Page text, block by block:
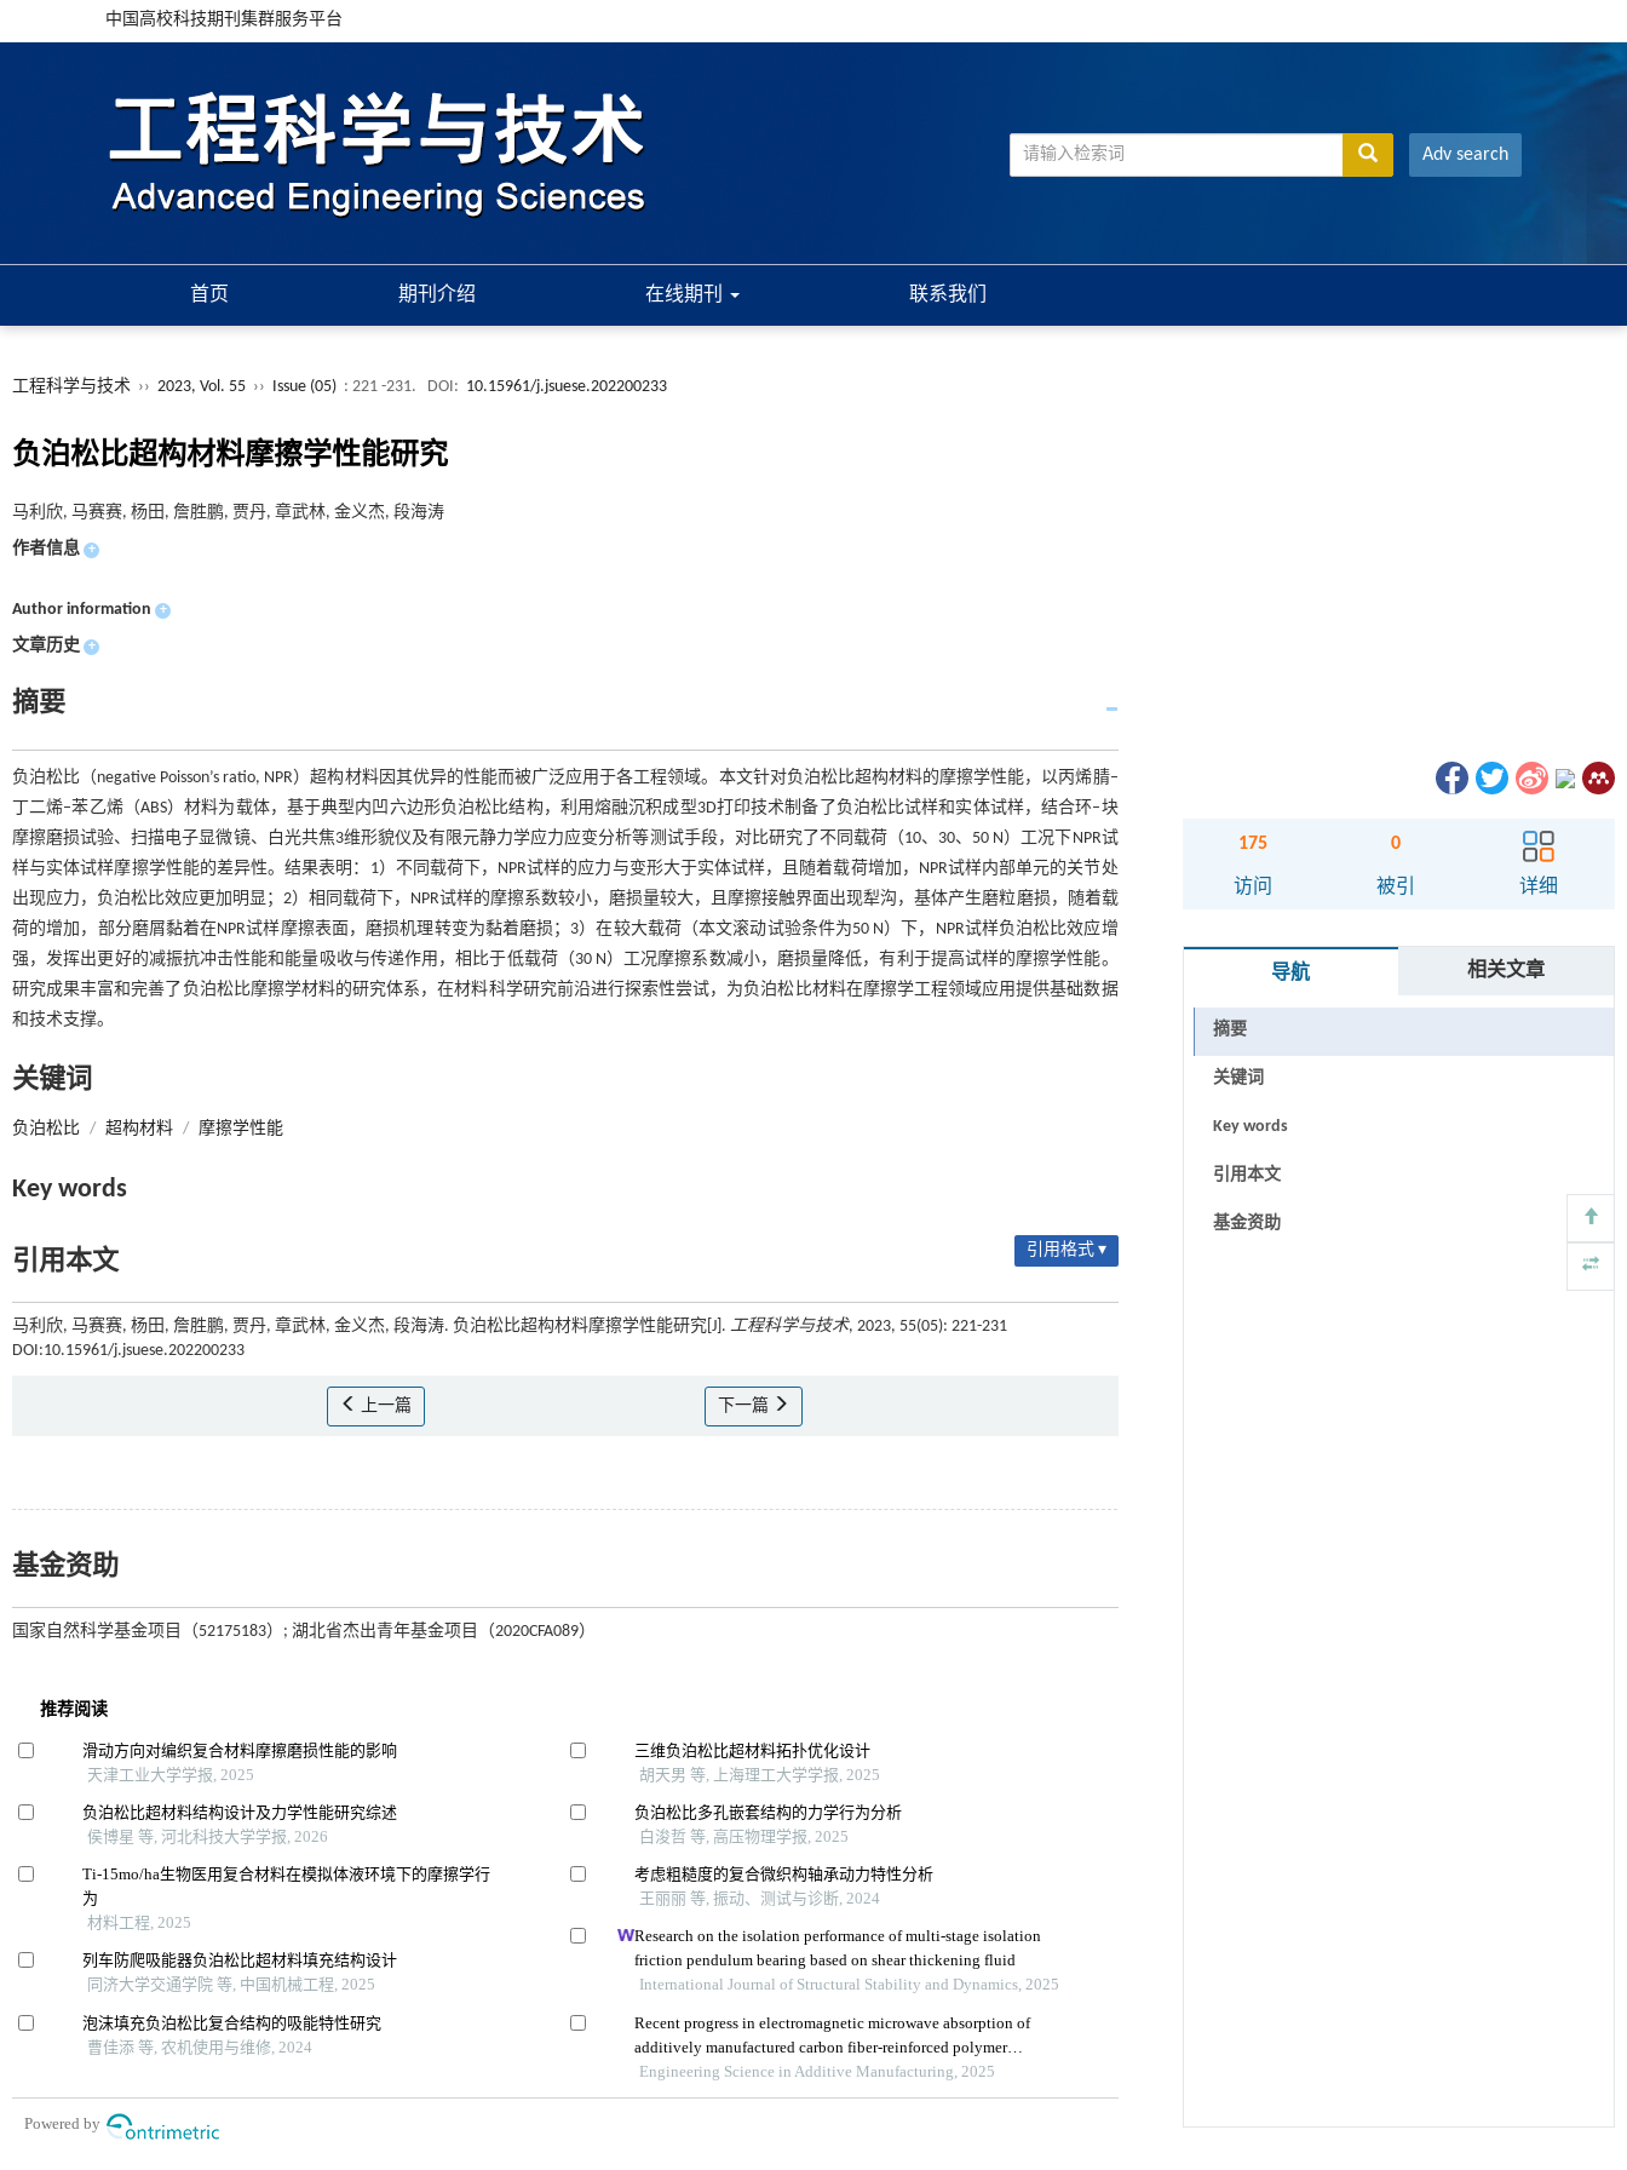
中国高校科技期刊集群服务平台
Adv search
首页 期刊介绍 在线期刊 联系我们
工程科学与技术 ›› 2023, Vol. 55 ›› Issue (05) : 221 -231. DOI: 10.15961/j.jsuese.202200233
负泊松比超构材料摩擦学性能研究
马利欣, 马赛赛, 杨田, 詹胜鹏, 贾丹, 章武林, 金义杰, 段海涛
作者信息 +
Author information +
文章历史 +
摘要
负泊松比（negative Poisson’s ratio, NPR）超构材料因其优异的性能而被广泛应用于各工程领域。本文针对负泊松比超构材料的摩擦学性能，以丙烯腈–
丁二烯–苯乙烯（ABS）材料为载体，基于典型内凹六边形负泊松比结构，利用熔融沉积成型3D打印技术制备了负泊松比试样和实体试样，结合环–块
摩擦磨损试验、扫描电子显微镜、白光共焦3维形貌仪及有限元静力学应力应变分析等测试手段，对比研究了不同载荷（10、30、50 N）工况下NPR试
样与实体试样摩擦学性能的差异性。结果表明：1）不同载荷下，NPR试样的应力与变形大于实体试样，且随着载荷增加，NPR试样内部单元的关节处
出现应力，负泊松比效应更加明显；2）相同载荷下，NPR试样的摩擦系数较小，磨损量较大，且摩擦接触界面出现犁沟，基体产生磨粒磨损，随着载
荷的增加，部分磨屑黏着在NPR试样摩擦表面，磨损机理转变为黏着磨损；3）在较大载荷（本文滚动试验条件为50 N）下，NPR试样负泊松比效应增
强，发挥出更好的减振抗冲击性能和能量吸收与传递作用，相比于低载荷（30 N）工况摩擦系数减小，磨损量降低，有利于提高试样的摩擦学性能。
研究成果丰富和完善了负泊松比摩擦学材料的研究体系，在材料科学研究前沿进行探索性尝试，为负泊松比材料在摩擦学工程领域应用提供基础数据
和技术支撑。
关键词
负泊松比 / 超构材料 / 摩擦学性能
Key words
引用本文 引用格式 ▾
马利欣, 马赛赛, 杨田, 詹胜鹏, 贾丹, 章武林, 金义杰, 段海涛. 负泊松比超构材料摩擦学性能研究[J]. 工程科学与技术, 2023, 55(05): 221-231
DOI:10.15961/j.jsuese.202200233
上一篇 下一篇
基金资助
国家自然科学基金项目（52175183）; 湖北省杰出青年基金项目（2020CFA089）
175
访问
0
被引 详细
导航 相关文章
摘要
关键词
Key words
引用本文
基金资助